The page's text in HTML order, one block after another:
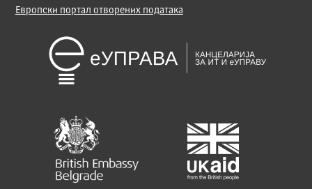
Европски портал отворених података